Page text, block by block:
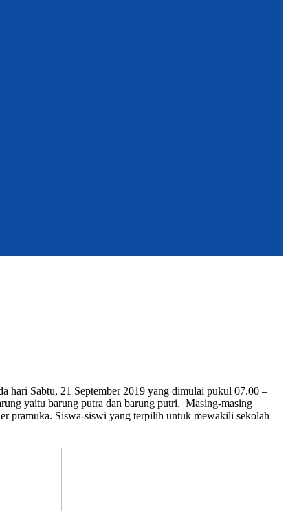
Sabtu, 21 September 2019 yang dimulai pukul 07.00 –
yaitu barung putra dan barung putri. Masing-masing
pramuka. Siswa-siswi yang terpilih untuk mewakili sekolah